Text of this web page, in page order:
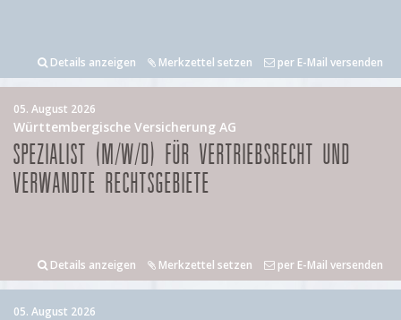
Details anzeigen Merkzettel setzen per E-Mail versenden
05. August 2026
Württembergische Versicherung AG
SPEZIALIST (M/W/D) FÜR VERTRIEBSRECHT UND
VERWANDTE RECHTSGEBIETE
Details anzeigen Merkzettel setzen per E-Mail versenden
05. August 2026